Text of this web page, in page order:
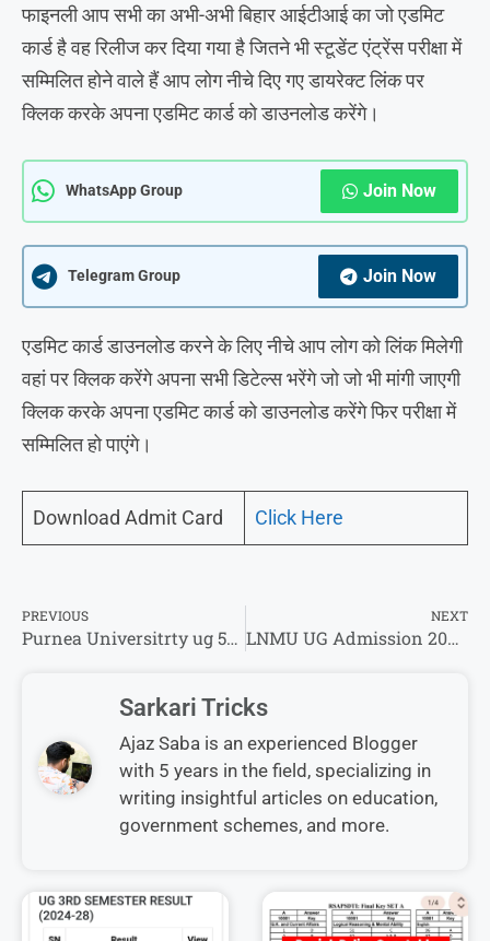
फाइनली आप सभी का अभी-अभी बिहार आईटीआई का जो एडमिट
कार्ड है वह रिलीज कर दिया गया है जितने भी स्टूडेंट एंट्रेंस परीक्षा में
सम्मिलित होने वाले हैं आप लोग नीचे दिए गए डायरेक्ट लिंक पर
क्लिक करके अपना एडमिट कार्ड को डाउनलोड करेंगे।
WhatsApp Group Join Now
Telegram Group Join Now
एडमिट कार्ड डाउनलोड करने के लिए नीचे आप लोग को लिंक मिलेगी
वहां पर क्लिक करेंगे अपना सभी डिटेल्स भरेंगे जो जो भी मांगी जाएगी
क्लिक करके अपना एडमिट कार्ड को डाउनलोड करेंगे फिर परीक्षा में
सम्मिलित हो पाएंगे।
Download Admit Card Click Here
PREVIOUS
Purnea Universitrty ug 5th Semester Registration Form 2026 -विलंब शुल्क के साथ तिथि हुआ विस्तारित
NEXT
LNMU UG Admission 2026-30 : देखिए नामांकन से संबंधित विस्तृत जानकारी –
Sarkari Tricks
Ajaz Saba is an experienced Blogger
with 5 years in the field, specializing in
writing insightful articles on education,
government schemes, and more.